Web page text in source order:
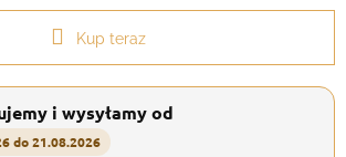
Kup teraz
i wysyłamy od
do 21.08.2026